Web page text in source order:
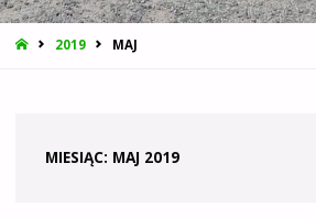
STRONA
2019 MAJ
MIESIĄC: MAJ 2019